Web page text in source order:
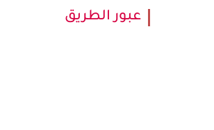
عبور الطريق